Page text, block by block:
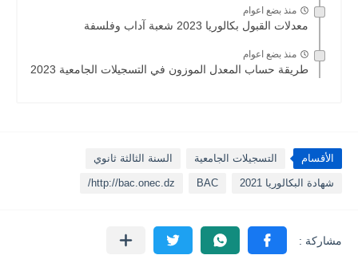
منذ بضع اعوام
معدلات القبول بكالوريا 2023 شعبة آداب وفلسفة
منذ بضع اعوام
طريقة حساب المعدل الموزون في التسجيلات الجامعية 2023
الأقسام التسجيلات الجامعية السنة الثالثة ثانوي
شهادة البكالوريا 2021 BAC
http://bac.onec.dz/